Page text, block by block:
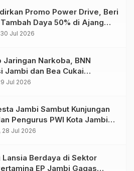
Promo Power Drive, Beri
Daya 50% di Ajang
Jul 2026
Jaringan Narkoba, BNN
Jambi dan Bea Cukai
Sembilan Pelaku beserta
Jul 2026
Jambi Sambut Kunjungan
Pengurus PWI Kota Jambi
Sinergi dan Kolaborasi
28 Jul 2026
Lansia Berdaya di Sektor
EP Jambi Gagas